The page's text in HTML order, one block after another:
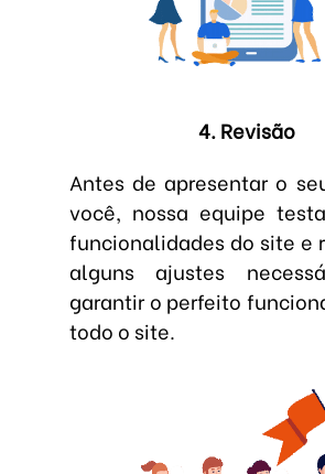
4. Revisão
Antes de apresentar o
você, nossa equipe
funcionalidades do site e
alguns ajustes
garantir o perfeito
todo o site.